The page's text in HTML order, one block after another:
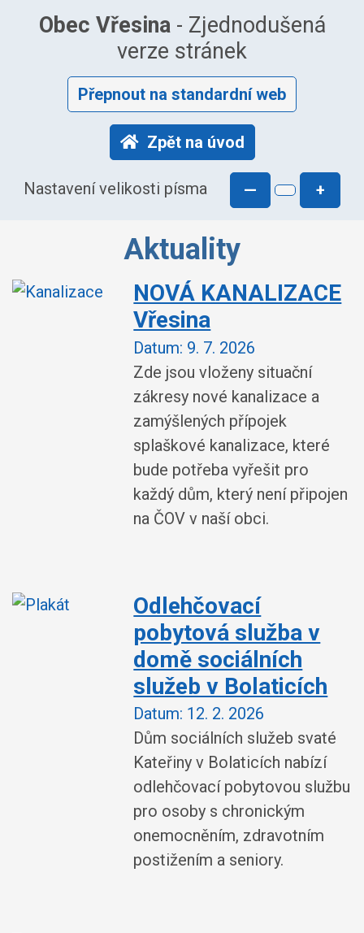
Obec Vřesina- Zjednodušená
verze stránek
Přepnout na standardní web
Zpět na úvod
Nastavení velikosti písma — +
Aktuality
NOVÁ KANALIZACE
Vřesina
Datum: 9. 7. 2026
Zde jsou vloženy situační
zákresy nové kanalizace a
zamýšlených přípojek
splaškové kanalizace, které
bude potřeba vyřešit pro
každý dům, který není připojen
na ČOV v naší obci.
Odlehčovací
pobytová služba v
domě sociálních
služeb v Bolaticích
Datum: 12. 2. 2026
Dům sociálních služeb svaté
Kateřiny v Bolaticích nabízí
odlehčovací pobytovou službu
pro osoby s chronickým
onemocněním, zdravotním
postižením a seniory.